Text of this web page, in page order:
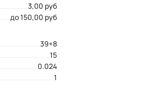
3,00 руб
до 150,00 руб
39+8
15
0.024
1